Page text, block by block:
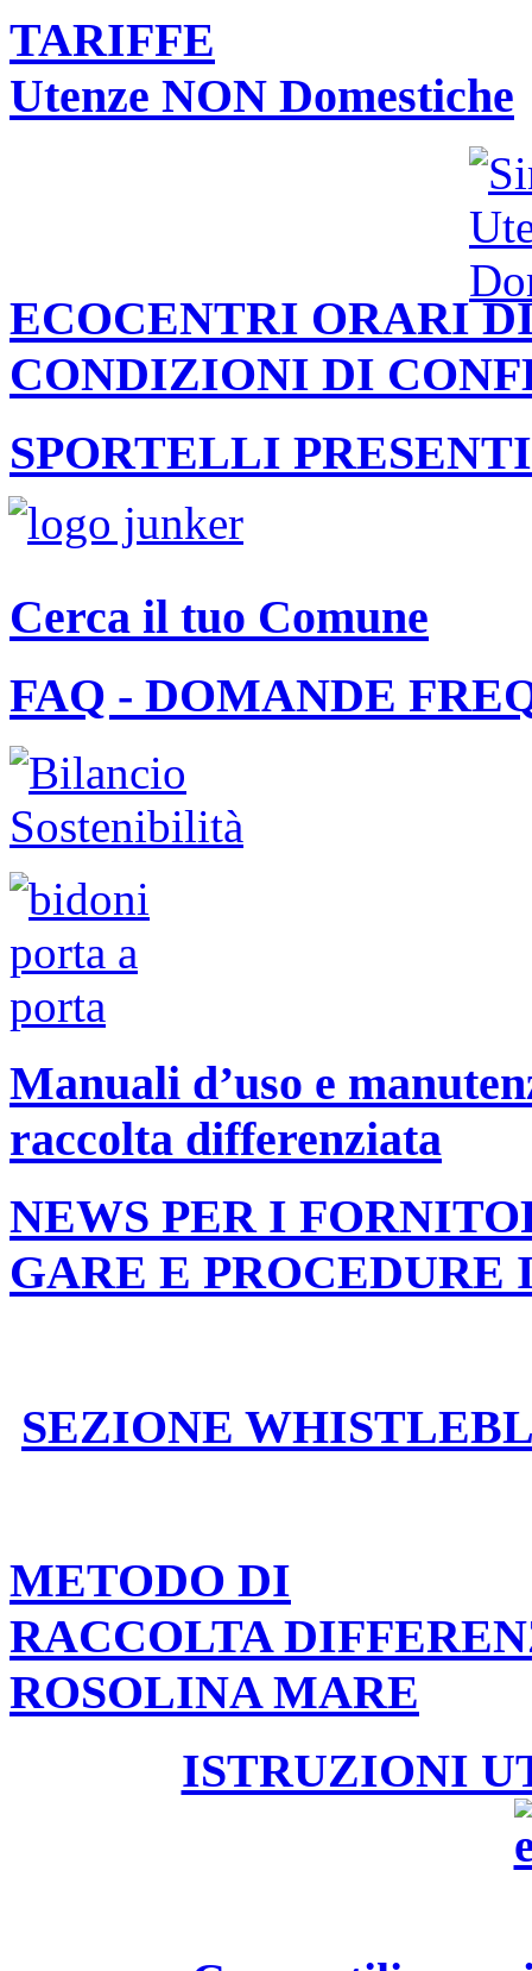
TARIFFE
Utenze NON Domestiche
ECOCENTRI ORARI
CONDIZIONI DI
SPORTELLI
Cerca il tuo Comune
FAQ - DOMANDE
Manuali d’uso e
raccolta differenziata
NEWS PER I
GARE E PROCEDURE
SEZIONE
METODO DI
RACCOLTA
ROSOLINA MARE
ISTRUZIONI